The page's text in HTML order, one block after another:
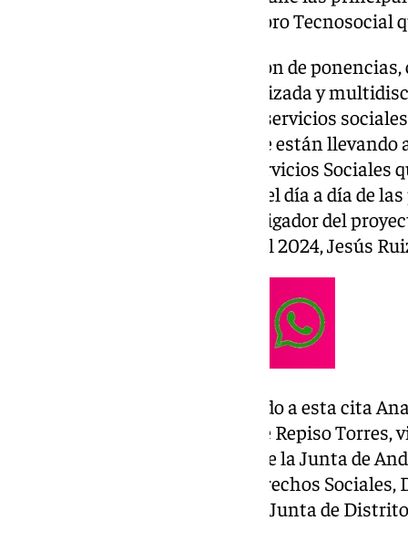
propuestas presentadas en el foro Tecnosocial
Este trabajo recoge una selección de
prácticas con una visión actualizada y
innovación en el ámbito de los servicios
plasmado distintas ideas que se están
la tecnología y ámbito de los Servicios Sociales
muchos domicilios y en parte del día a día de
calidad de vida”, añade el Investigador del
comité científico de Tecnosocial 2024, Jesús
Entre los asistentes, han acudido a esta cita
del proyecto ‘Vivir en Casa’; José Repiso
Juventud, Familias e Igualdad de la Junta de
Cantos, concejal del Área de Derechos
Accesibilidad y presidente de la Junta de